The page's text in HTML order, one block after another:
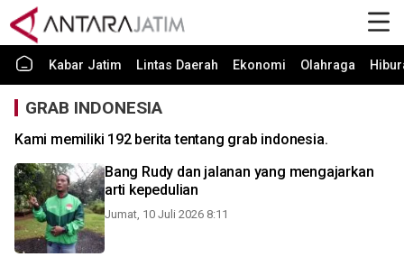
Kabar Jatim Lintas Daerah Ekonomi Olahraga
GRAB INDONESIA
Kami memiliki 192 berita tentang grab indonesia.
Bang Rudy dan jalanan yang mengajarkan
arti kepedulian
Jumat, 10 Juli 2026 8:11